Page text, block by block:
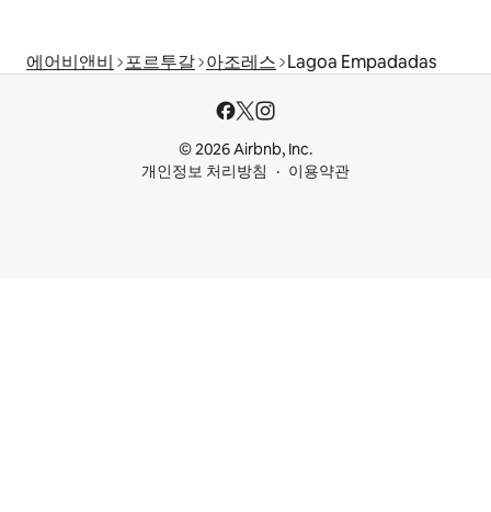
에어비앤비 포르투갈 아조레스 Lagoa Empadadas
© 2026 Airbnb, Inc.
개인정보 처리방침
이용약관